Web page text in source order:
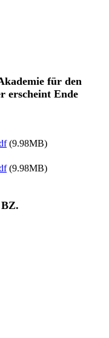
für den
erscheint Ende
(9.98MB)
(9.98MB)